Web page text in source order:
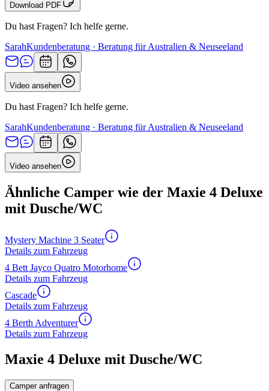
Download PDF
Du hast Fragen? Ich helfe gerne.
SarahKundenberatung · Beratung für Australien & Neuseeland
Video ansehen
Du hast Fragen? Ich helfe gerne.
SarahKundenberatung · Beratung für Australien & Neuseeland
Video ansehen
Ähnliche Camper wie der Maxie 4 Deluxe
mit Dusche/WC
Mystery Machine 3 Seater
Details zum Fahrzeug
4 Bett Jayco Quatro Motorhome
Details zum Fahrzeug
Cascade
Details zum Fahrzeug
4 Berth Adventurer
Details zum Fahrzeug
Maxie 4 Deluxe mit Dusche/WC
Camper anfragen